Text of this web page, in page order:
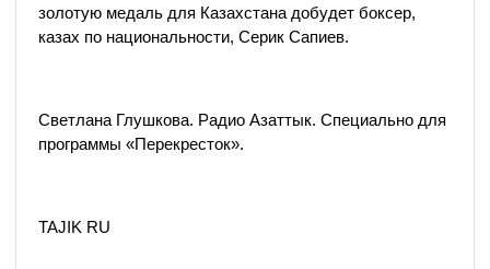
золотую медаль для Казахстана добудет боксер,
казах по национальности, Серик Сапиев.
Светлана Глушкова. Радио Азаттык. Специально для
программы «Перекресток».
TAJIK RU